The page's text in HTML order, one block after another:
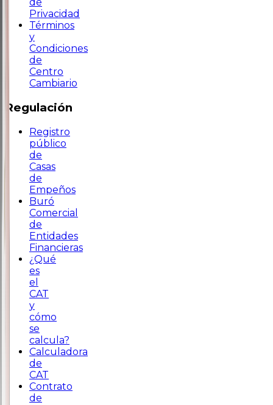
Privacidad
Términos
y
Condiciones
de
Centro
Cambiario
Regulación
Registro
público
de
Casas
de
Empeños
Buró
Comercial
de
Entidades
Financieras
¿Qué
es
el
CAT
y
cómo
se
calcula?
Calculadora
de
CAT
Contrato
de